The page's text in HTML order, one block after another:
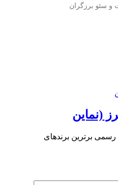
(نماین
رسمی برترین برندهای